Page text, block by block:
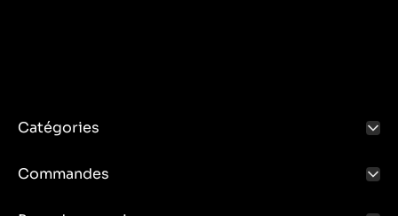
Catégories
Commandes